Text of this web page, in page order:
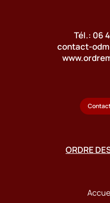
Tél.: 06
contact-
ORDRE